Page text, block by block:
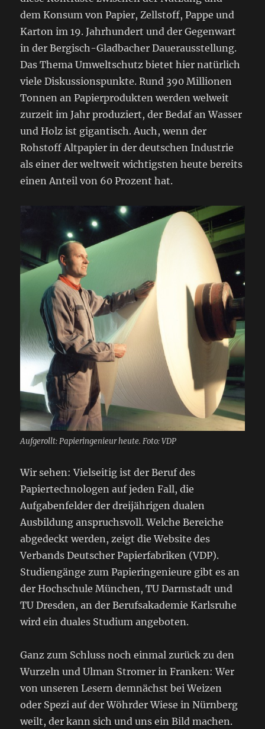
dem Konsum von Papier, Zellstoff, Pappe und
Karton im 19. Jahrhundert und der Gegenwart
in der Bergisch-Gladbacher Dauerausstellung.
Das Thema Umweltschutz bietet hier natürlich
viele Diskussionspunkte. Rund 390 Millionen
Tonnen an Papierprodukten werden welweit
zurzeit im Jahr produziert, der Bedaf an Wasser
und Holz ist gigantisch. Auch, wenn der
Rohstoff Altpapier in der deutschen Industrie
als einer der weltweit wichtigsten heute bereits
einen Anteil von 60 Prozent hat.
Aufgerollt: Papieringenieur heute. Foto: VDP
Wir sehen: Vielseitig ist der Beruf des
Papiertechnologen auf jeden Fall, die
Aufgabenfelder der dreijährigen dualen
Ausbildung anspruchsvoll. Welche Bereiche
abgedeckt werden, zeigt die Website des
Verbands Deutscher Papierfabriken (VDP).
Studiengänge zum Papieringenieure gibt es an
der Hochschule München, TU Darmstadt und
TU Dresden, an der Berufsakademie Karlsruhe
wird ein duales Studium angeboten.
Ganz zum Schluss noch einmal zurück zu den
Wurzeln und Ulman Stromer in Franken: Wer
von unseren Lesern demnächst bei Weizen
oder Spezi auf der Wöhrder Wiese in Nürnberg
weilt, der kann sich und uns ein Bild machen.